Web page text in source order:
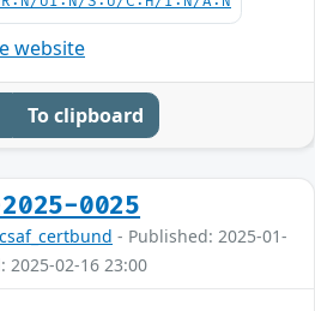
website
To clipboard
2025-0025
csaf_certbund - Published: 2025-01-
2025-02-16 23:00